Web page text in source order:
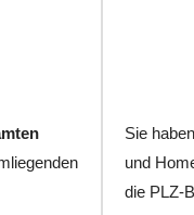
Sie haben
und
die PLZ-